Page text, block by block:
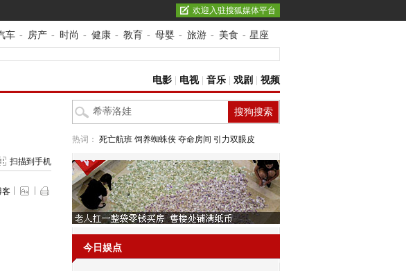
欢迎入驻搜狐媒体平台
车 - 房产 - 时尚 - 健康 - 教育 - 母婴 - 旅游 - 美食 - 星座
电影 电视| 音乐 戏剧 视频
扫描到手机
客
热词： 死亡航班 饲养蜘蛛侠 夺命房间 引力双眼皮
今日娱点